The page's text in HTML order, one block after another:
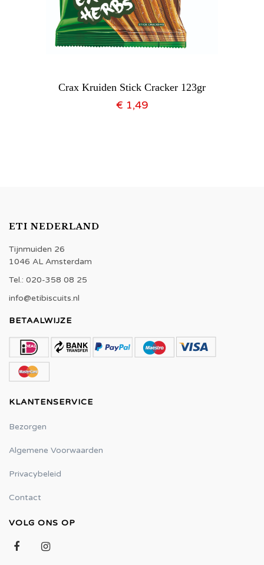
Crax Kruiden Stick Cracker 123gr
€ 1,49
ETI NEDERLAND
Tijnmuiden 26
1046 AL Amsterdam
Tel.: 020-358 08 25
info@etibiscuits.nl
BETAALWIJZE
KLANTENSERVICE
Bezorgen
Algemene Voorwaarden
Privacybeleid
Contact
VOLG ONS OP